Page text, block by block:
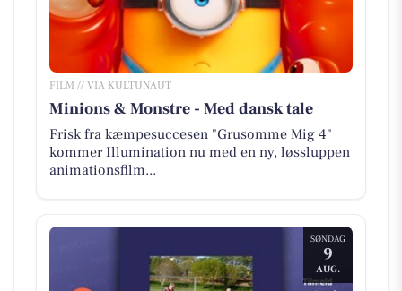
FILM // VIA KULTUNAUT
Minions & Monstre - Med dansk tale
Frisk fra kæmpesuccesen "Grusomme Mig 4"
kommer Illumination nu med en ny, løssluppen
animationsfilm...
SØNDAG
9
AUG.